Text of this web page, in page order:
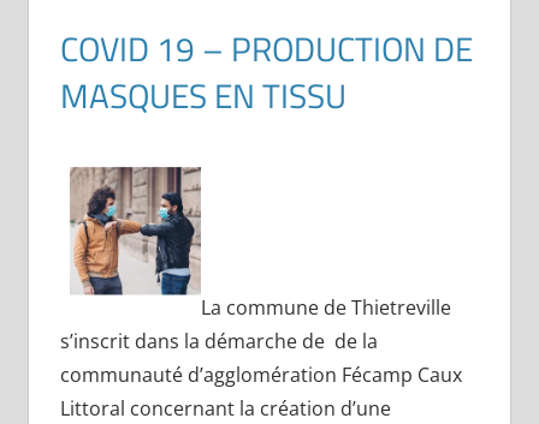
COVID 19 – PRODUCTION DE
MASQUES EN TISSU
La commune de Thietreville
s’inscrit dans la démarche de de la
communauté d’agglomération Fécamp Caux
Littoral concernant la création d’une